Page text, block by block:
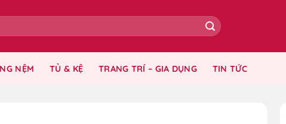
NỆM TỦ & KỆ TRANG TRÍ – GIA DỤNG TIN TỨC